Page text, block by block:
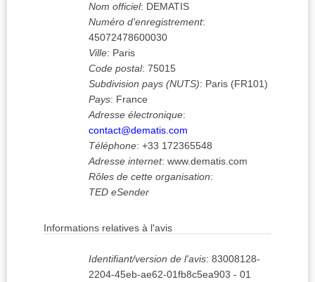
Nom officiel: DEMATIS
Numéro d'enregistrement:
45072478600030
Ville: Paris
Code postal: 75015
Subdivision pays (NUTS): Paris (FR101)
Pays: France
Adresse électronique:
contact@dematis.com
Téléphone: +33 172365548
Adresse internet: www.dematis.com
Rôles de cette organisation:
TED eSender
Informations relatives à l'avis
Identifiant/version de l'avis: 83008128-
2204-45eb-ae62-01fb8c5ea903 - 01